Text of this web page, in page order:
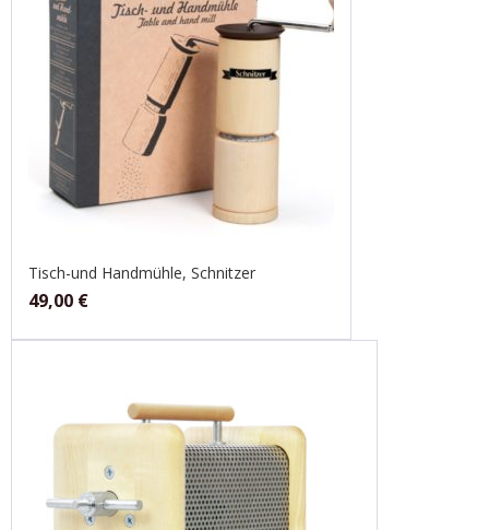
Tisch-und Handmühle, Schnitzer
49,00 €